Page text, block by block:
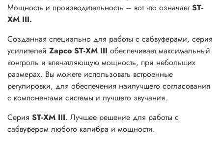
Мощность и производительность – вот что означает ST-
XM III.
Созданная специально для работы с сабвуферами, серия
усилителей Zapco ST-XM III обеспечивает максимальный
контроль и впечатляющую мощность, при небольших
размерах. Вы можете использовать встроенные
регулировки, для обеспечения наилучшего согласования
с компонентами системы и лучшего звучания.
Серия ST-XM III. Лучшее решение для работы с
сабвуфером любого калибра и мощности.